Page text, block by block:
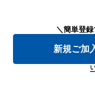
＼簡単登
新規ご加